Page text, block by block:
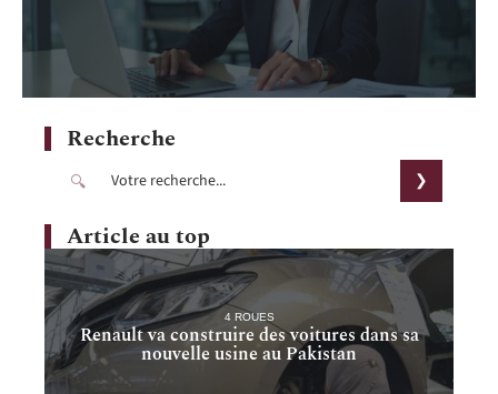
Recherche
Article au top
4 ROUES
Renault va construire des voitures dans sa
nouvelle usine au Pakistan